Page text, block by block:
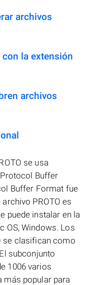
archivos
la extensión
archivos
se usa
Buffer
Buffer Format fue
PROTO es
puede instalar en la
OS, Windows. Los
se clasifican como
subconjunto
1006 varios
más popular para